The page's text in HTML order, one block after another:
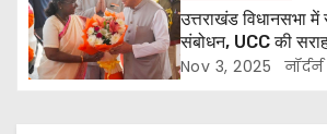
a
t
उत्तराखंड विधानसभा में
संबोधन, UCC की
रहे मौजूद
Nov 3, 2025